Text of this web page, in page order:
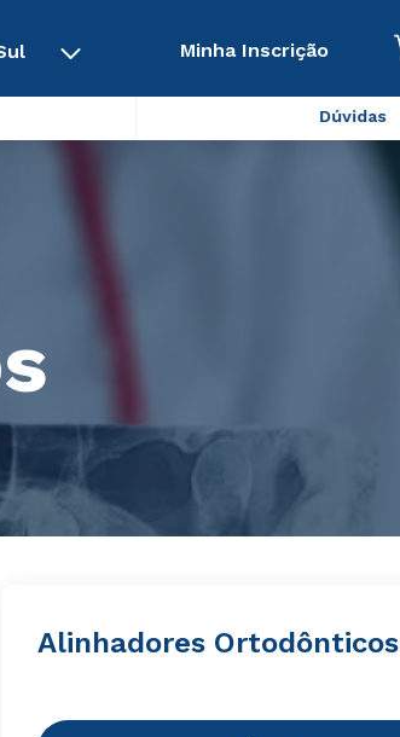
Minha Inscrição
Dúvidas
Alinhadores Ortodônticos